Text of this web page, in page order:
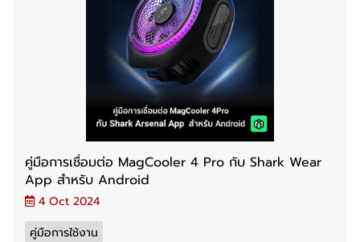
คู่มือการเชื่อมต่อ MagCooler 4 Pro กับ Shark Wear
App สำหรับ Android
4 Oct 2024
คู่มือการใช้งาน